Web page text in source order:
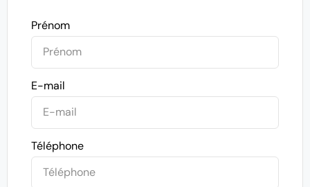
Prénom
E-mail
Téléphone